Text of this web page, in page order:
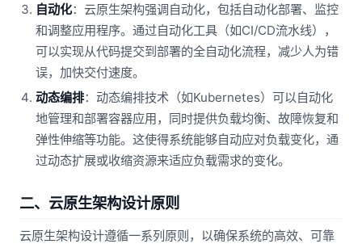
自动化：云原生架构强调自动化，包括自动化部署、监控
和调整应用程序。通过自动化工具（如CI/CD流水线），
可以实现从代码提交到部署的全自动化流程，减少人为错
误，加快交付速度。
动态编排：动态编排技术（如Kubernetes）可以自动化
地管理和部署容器应用，同时提供负载均衡、故障恢复和
弹性伸缩等功能。这使得系统能够自动应对负载变化，通
过动态扩展或收缩资源来适应负载需求的变化。
二、云原生架构设计原则
云原生架构设计遵循一系列原则，以确保系统的高效、可靠